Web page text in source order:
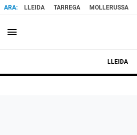
LLEIDA TARREGA MOLLERUSSA
menu
LLEIDA